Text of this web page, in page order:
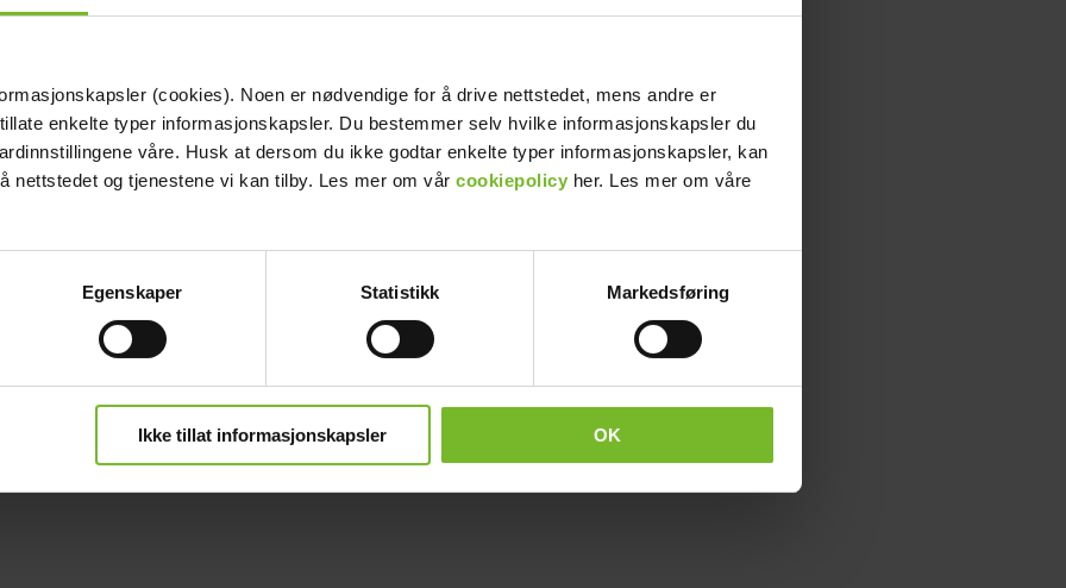
(cookies). Noen er nødvendige for å drive nettstedet, mens andre er
enkelte typer informasjonskapsler. Du bestemmer selv hvilke informasjonskapsler du
våre. Husk at dersom du ikke godtar enkelte typer informasjonskapsler, kan
nettstedet og tjenestene vi kan tilby. Les mer om vår cookiepolicy her. Les mer om våre
Egenskaper Statistikk Markedsføring
Ikke tillat informasjonskapsler OK